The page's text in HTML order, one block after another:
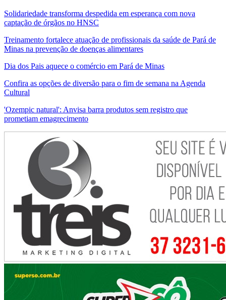
Solidariedade transforma despedida em esperança com nova
captação de órgãos no HNSC
Treinamento fortalece atuação de profissionais da saúde de Pará de
Minas na prevenção de doenças alimentares
Dia dos Pais aquece o comércio em Pará de Minas
Confira as opções de diversão para o fim de semana na Agenda
Cultural
'Ozempic natural': Anvisa barra produtos sem registro que
prometiam emagrecimento